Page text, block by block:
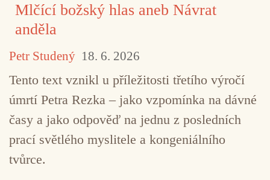
TAGY Beach Boys Bob Dylan
Einstürzende Neubauten
Mlčící božský hlas aneb Návrat
anděla
Petr Studený 18. 6. 2026
Tento text vznikl u příležitosti třetího výročí
úmrtí Petra Rezka – jako vzpomínka na dávné
časy a jako odpověď na jednu z posledních
prací světlého myslitele a kongeniálního
tvůrce.